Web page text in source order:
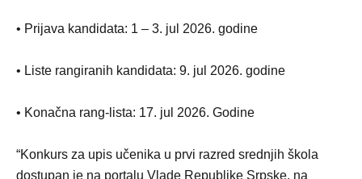
• Prijava kandidata: 1 – 3. jul 2026. godine
• Liste rangiranih kandidata: 9. jul 2026. godine
• Konačna rang-lista: 17. jul 2026. Godine
“Konkurs za upis učenika u prvi razred srednjih škola
dostupan je na portalu Vlade Republike Srpske, na